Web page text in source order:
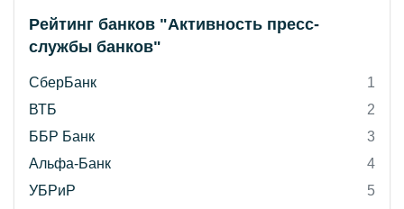
Рейтинг банков "Активность пресс-
службы банков"
СберБанк
1
ВТБ
2
ББР Банк
3
Альфа-Банк
4
УБРиР
5